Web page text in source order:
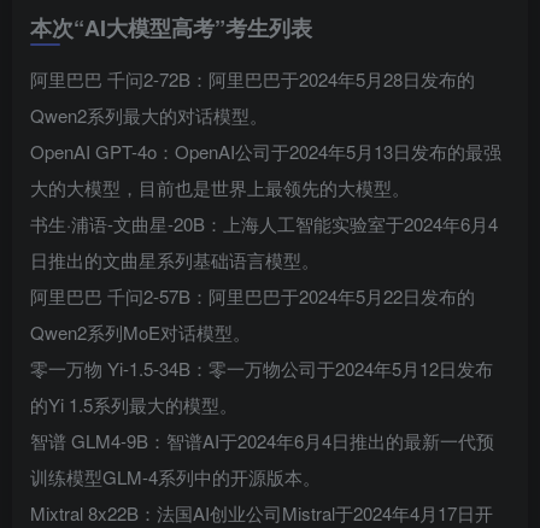
本次“AI大模型高考”考生列表
阿里巴巴 千问2-72B：阿里巴巴于2024年5月28日发布的
Qwen2系列最大的对话模型。
OpenAI GPT-4o：OpenAI公司于2024年5月13日发布的最强
大的大模型，目前也是世界上最领先的大模型。
书生·浦语-文曲星-20B：上海人工智能实验室于2024年6月4
日推出的文曲星系列基础语言模型。
阿里巴巴 千问2-57B：阿里巴巴于2024年5月22日发布的
Qwen2系列MoE对话模型。
零一万物 Yi-1.5-34B：零一万物公司于2024年5月12日发布
的Yi 1.5系列最大的模型。
智谱 GLM4-9B：智谱AI于2024年6月4日推出的最新一代预
训练模型GLM-4系列中的开源版本。
Mixtral 8x22B：法国AI创业公司Mistral于2024年4月17日开